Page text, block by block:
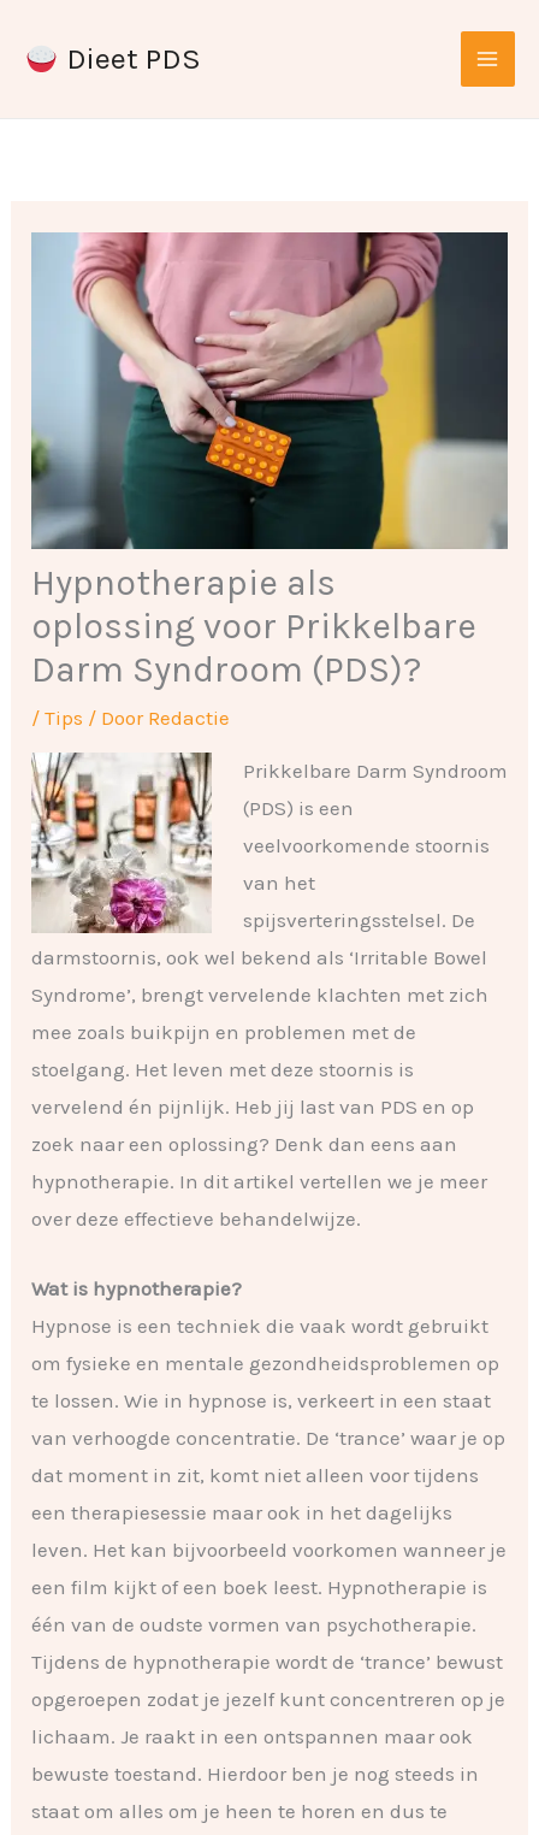
naar
Dieet PDS
Hypnotherapie als
oplossing voor Prikkelbare
Darm Syndroom (PDS)?
/Tips / Door Redactie
Prikkelbare Darm Syndroom
(PDS) is een
veelvoorkomende stoornis
van het
spijsverteringsstelsel. De
darmstoornis, ook wel bekend als ‘Irritable Bowel
Syndrome’, brengt vervelende klachten met zich
mee zoals buikpijn en problemen met de
stoelgang. Het leven met deze stoornis is
vervelend én pijnlijk. Heb jij last van PDS en op
zoek naar een oplossing? Denk dan eens aan
hypnotherapie. In dit artikel vertellen we je meer
over deze effectieve behandelwijze.
Wat is hypnotherapie?
Hypnose is een techniek die vaak wordt gebruikt
om fysieke en mentale gezondheidsproblemen op
te lossen. Wie in hypnose is, verkeert in een staat
van verhoogde concentratie. De ‘trance’ waar je op
dat moment in zit, komt niet alleen voor tijdens
een therapiesessie maar ook in het dagelijks
leven. Het kan bijvoorbeeld voorkomen wanneer je
een film kijkt of een boek leest. Hypnotherapie is
één van de oudste vormen van psychotherapie.
Tijdens de hypnotherapie wordt de ‘trance’ bewust
opgeroepen zodat je jezelf kunt concentreren op je
lichaam. Je raakt in een ontspannen maar ook
bewuste toestand. Hierdoor ben je nog steeds in
staat om alles om je heen te horen en dus te